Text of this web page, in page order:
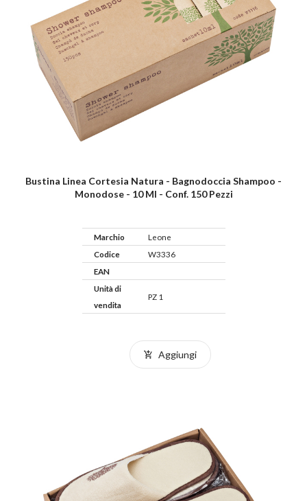
Bustina Linea Cortesia Natura - Bagnodoccia Shampoo -
Monodose - 10 Ml - Conf. 150 Pezzi
Marchio
Leone
Codice
W3336
EAN
Unità di
vendita
PZ 1
Aggiungi